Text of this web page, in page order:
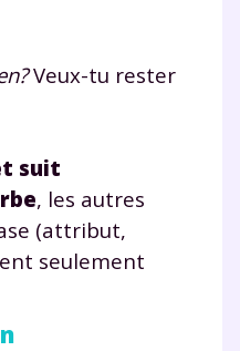
Veux-tu rester
suit
, les autres
(attribut,
seulement